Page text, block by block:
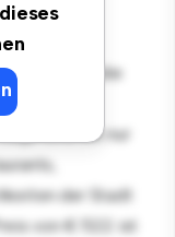
einen
Die offene
Gäste, und die
sind Sie nur
der Stadt
von € 522 ist